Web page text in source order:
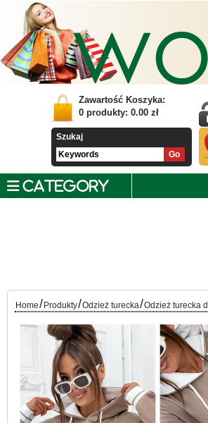
Zawartość Koszyka:
0 produkty: 0.00 zł
Szukaj
CATEGORY
Home/ Produkty/Odzież turecka/Odzież turecka